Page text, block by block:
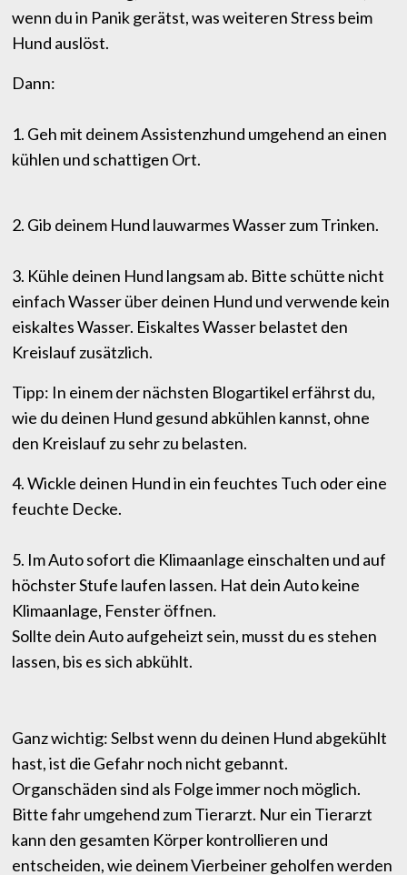
wenn du in Panik gerätst, was weiteren Stress beim
Hund auslöst.
Dann:
1. Geh mit deinem Assistenzhund umgehend an einen
kühlen und schattigen Ort.
2. Gib deinem Hund lauwarmes Wasser zum Trinken.
3. Kühle deinen Hund langsam ab. Bitte schütte nicht
einfach Wasser über deinen Hund und verwende kein
eiskaltes Wasser. Eiskaltes Wasser belastet den
Kreislauf zusätzlich.
Tipp: In einem der nächsten Blogartikel erfährst du,
wie du deinen Hund gesund abkühlen kannst, ohne
den Kreislauf zu sehr zu belasten.
4. Wickle deinen Hund in ein feuchtes Tuch oder eine
feuchte Decke.
5. Im Auto sofort die Klimaanlage einschalten und auf
höchster Stufe laufen lassen. Hat dein Auto keine
Klimaanlage, Fenster öffnen.
Sollte dein Auto aufgeheizt sein, musst du es stehen
lassen, bis es sich abkühlt.
Ganz wichtig: Selbst wenn du deinen Hund abgekühlt
hast, ist die Gefahr noch nicht gebannt.
Organschäden sind als Folge immer noch möglich.
Bitte fahr umgehend zum Tierarzt. Nur ein Tierarzt
kann den gesamten Körper kontrollieren und
entscheiden, wie deinem Vierbeiner geholfen werden